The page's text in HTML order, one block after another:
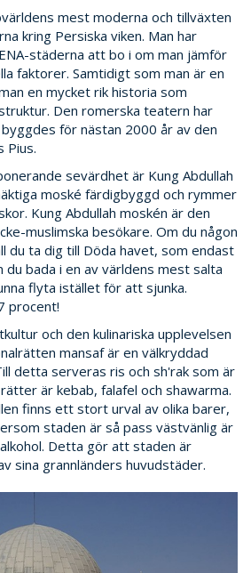
mest moderna och tillväxten
kring Persiska viken. Man har
städerna att bo i om man jämför
faktorer. Samtidigt som man är en
en mycket rik historia som
Den romerska teatern har
för nästan 2000 år av den
Pius.
sevärdhet är Kung Abdullah
moské färdigbyggd och rymmer
Kung Abdullah moskén är den
muslimska besökare. Om du någon
du ta dig till Döda havet, som endast
bada i en av världens mest salta
flyta istället för att sjunka.
procent!
och den kulinariska upplevelsen
mansaf är en välkryddad
detta serveras ris och sh'rak som är
är kebab, falafel och shawarma.
finns ett stort urval av olika barer,
staden är så pass västvänlig är
Detta gör att staden är
sina grannländers huvudstäder.